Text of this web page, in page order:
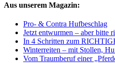
Aus unserem Magazin:
Pro- & Contra Hufbeschlag
Jetzt entwurmen – aber bitte
In 4 Schritten zum
Winterreiten – mit Stollen,
Vom Traumberuf einer